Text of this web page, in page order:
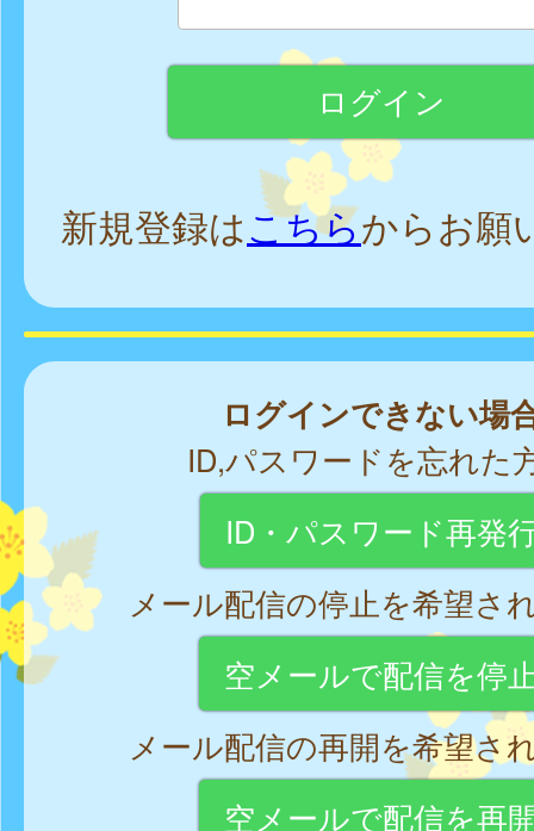
新規登録はこちらからお願
ログインできない場
ID,パスワードを忘れた
ID・パスワード再発
メール配信の停止を希望さ
空メールで配信を停
メール配信の再開を希望さ
空メールで配信を再